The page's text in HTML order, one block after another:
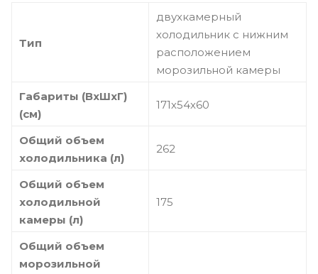
Тип
двухкамерный
холодильник с нижним
расположением
морозильной камеры
Габариты (ВхШхГ)
(см)
171х54х60
Общий объем
холодильника (л)
262
Общий объем
холодильной
камеры (л)
175
Общий объем
морозильной